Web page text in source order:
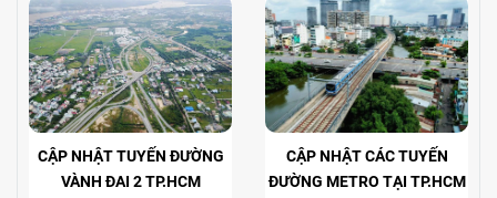
CẬP NHẬT TUYẾN ĐƯỜNG
VÀNH ĐAI 2 TP.HCM
CẬP NHẬT CÁC TUYẾN
ĐƯỜNG METRO TẠI TP.HCM